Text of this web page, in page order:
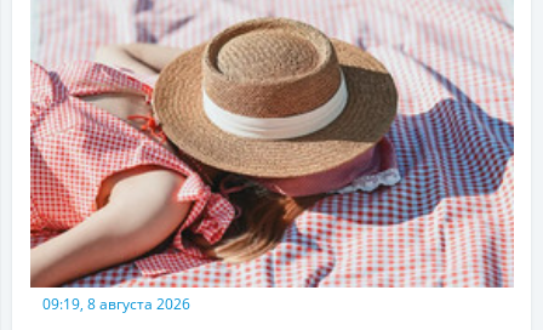
09:19, 8 августа 2026